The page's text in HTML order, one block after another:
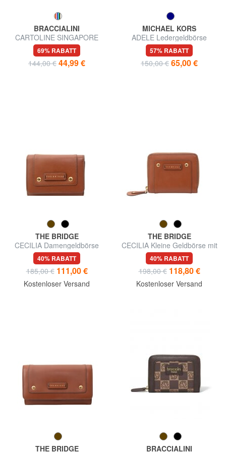
BRACCIALINI
CARTOLINE SINGAPORE
Mittelgroße Geldbörse
69% RABATT
144,00 € 44,99 €
MICHAEL KORS
ADELE Ledergeldbörse
57% RABATT
150,00 € 65,00 €
THE BRIDGE
CECILIA Damengeldbörse
40% RABATT
185,00 € 111,00 €
Kostenloser Versand
THE BRIDGE
CECILIA Kleine Geldbörse mit
Reißverschluss
40% RABATT
198,00 € 118,80 €
Kostenloser Versand
THE BRIDGE
BRACCIALINI